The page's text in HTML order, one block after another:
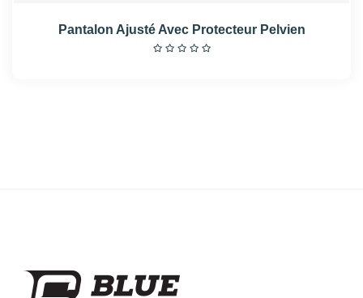
Pantalon Ajusté Avec Protecteur Pelvien